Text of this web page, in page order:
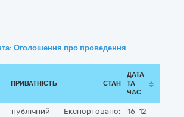
Оголошення про проведення
ПРИВАТНІСТЬ СТАН
ДАТА
ТА
ЧАС
публічний Експортовано:
16-12-